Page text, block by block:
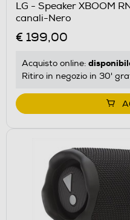
LG - Speaker XBOOM
canali-Nero
€ 199,00
Acquisto online:
Ritiro in negozio in 30'